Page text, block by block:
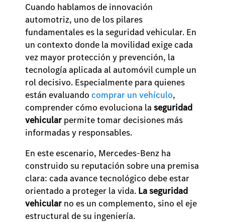
Cuando hablamos de innovación
automotriz, uno de los pilares
fundamentales es la seguridad vehicular. En
un contexto donde la movilidad exige cada
vez mayor protección y prevención, la
tecnología aplicada al automóvil cumple un
rol decisivo. Especialmente para quienes
están evaluando comprar un vehículo,
comprender cómo evoluciona la seguridad
vehicular permite tomar decisiones más
informadas y responsables.
En este escenario, Mercedes-Benz ha
construido su reputación sobre una premisa
clara: cada avance tecnológico debe estar
orientado a proteger la vida. La seguridad
vehicular no es un complemento, sino el eje
estructural de su ingeniería.